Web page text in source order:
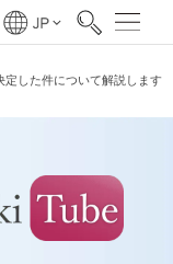
定した件について解説します